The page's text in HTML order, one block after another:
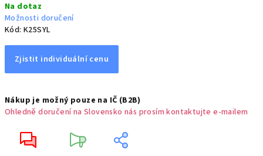
cena:
Na dotaz
Možnosti doručení
Kód: K25SYL
Zjistit individuální cenu
Nákup je možný pouze na IČ (B2B)
Ohledně doručení na Slovensko nás prosím kontaktujte e-mailem